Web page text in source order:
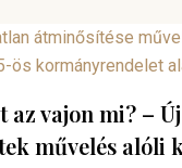
vajon mi? –
művelés alóli